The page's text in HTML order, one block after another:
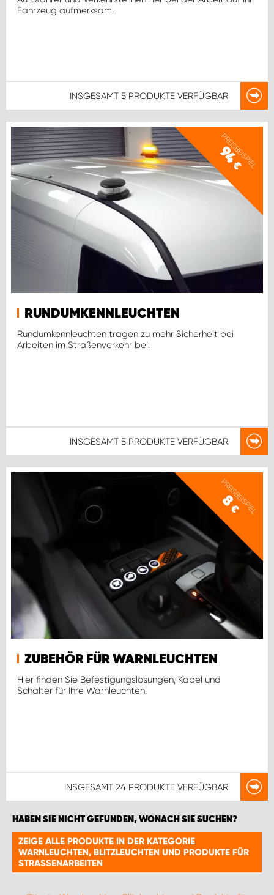
Fahrzeug aufmerksam.
INSGESAMT 5 PRODUKTE VERFÜGBAR
PREISBEISPIEL
94
€
RUNDUMKENNLEUCHTEN
Rundumkennleuchten tragen zu mehr Sicherheit bei
Arbeiten im Straßenverkehr bei.
INSGESAMT 5 PRODUKTE VERFÜGBAR
PREISBEISPIEL
8
€
ZUBEHÖR FÜR WARNLEUCHTEN
Hier finden Sie Befestigungslösungen, Kabel und
Schalter für Ihre Warnleuchten.
INSGESAMT 24 PRODUKTE VERFÜGBAR
HABEN SIE NICHT GEFUNDEN, WONACH SIE SUCHEN?
ZEIGE ALLE PRODUKTE IN DER KATEGORIE
WARNLEUCHTEN, BLITZLEUCHTEN UND PRODUKTE FÜR
STRASSENARBEITEN